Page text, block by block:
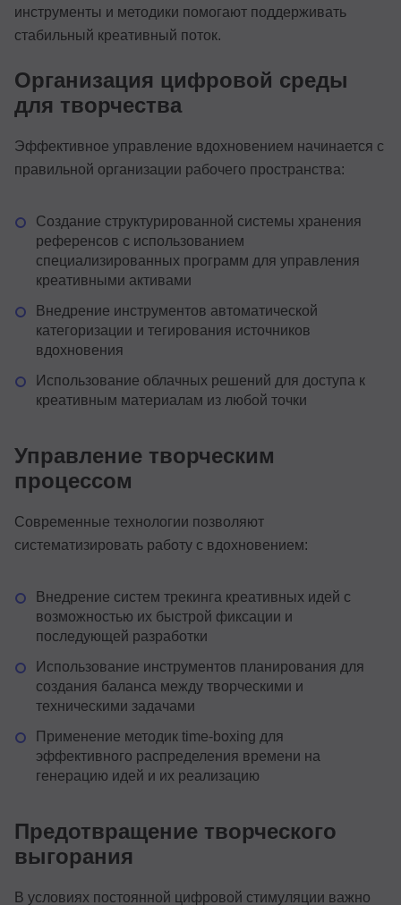
инструменты и методики помогают поддерживать
стабильный креативный поток.
Организация цифровой среды
для творчества
Эффективное управление вдохновением начинается с
правильной организации рабочего пространства:
Создание структурированной системы хранения
референсов с использованием
специализированных программ для управления
креативными активами
Внедрение инструментов автоматической
категоризации и тегирования источников
вдохновения
Использование облачных решений для доступа к
креативным материалам из любой точки
Управление творческим
процессом
Современные технологии позволяют
систематизировать работу с вдохновением:
Внедрение систем трекинга креативных идей с
возможностью их быстрой фиксации и
последующей разработки
Использование инструментов планирования для
создания баланса между творческими и
техническими задачами
Применение методик time-boxing для
эффективного распределения времени на
генерацию идей и их реализацию
Предотвращение творческого
выгорания
В условиях постоянной цифровой стимуляции важно